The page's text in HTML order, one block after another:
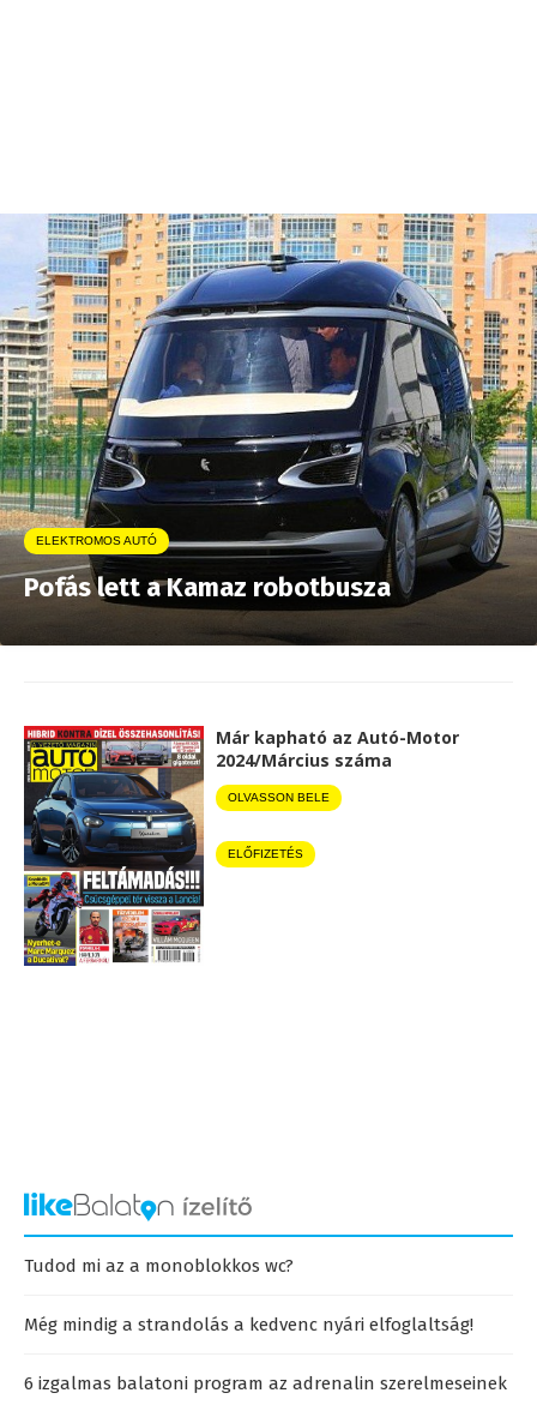
ELEKTROMOS AUTÓ
Pofás lett a Kamaz robotbusza
Már kapható az Autó-Motor
2024/Március száma
OLVASSON BELE
ELŐFIZETÉS
Tudod mi az a monoblokkos wc?
Még mindig a strandolás a kedvenc nyári elfoglaltság!
6 izgalmas balatoni program az adrenalin szerelmeseinek